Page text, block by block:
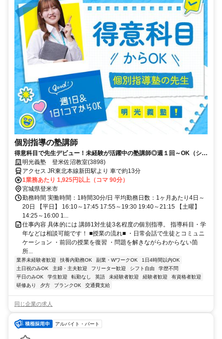
個別指導の塾講師
得意科目で先生デビュー！未経験が活躍中の塾講師◎週１回～OK（シフ
ト自由）
明光義塾 登米佐沼教室(3898)
アクセス JR東北本線新田駅より 車で約13分
1業務あたり 1,925円以上（コマ 90分）
宮城県登米市
勤務時間 実働時間：1時間30分/日 平均勤務日数：1ヶ月あたり4日～
20日 【平日】 16:10～17:45 17:55～19:30 19:40～21:15 【土曜】
14:25～16:00 1...
仕事内容 具体的には 講師1対生徒3名程度の個別指導。 指導科目・学
年などは相談可能です！ ■授業の流れ■ ・日常会話で生徒とコミュニ
ケーション ・前回の授業を復習 ・問題を解きながらわからない箇
所...
業界未経験者歓迎 扶養内勤務OK 副業・WワークOK
1日4時間以内OK
土日祝のみOK
主婦・主夫歓迎 フリーター歓迎 シフト自由
学歴不問
平日のみOK
学生歓迎 転勤なし 英語 未経験者歓迎 経験者歓迎
有資格者歓迎
研修あり
夕方 ブランクOK 交通費支給
同じ企業の求人
アルバイト・パート